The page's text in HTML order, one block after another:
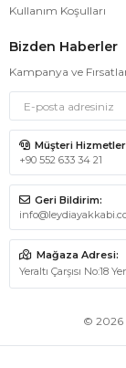
Kullanım Koşulları
Bizden Haberler
Kampanya ve
Müşteri
+90 552 633 34 21
Geri Bildirim:
Mağaza Adresi:
Yeraltı Çarşısı No:18
© 2026